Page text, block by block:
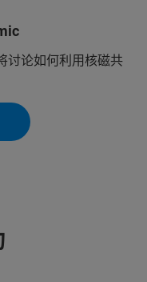
讨论如何利用核磁共